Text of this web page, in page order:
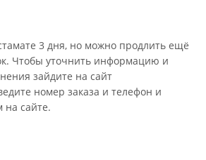
3 дня, но можно продлить ещё
Чтобы уточнить информацию и
зайдите на сайт
номер заказа и телефон и
на сайте.